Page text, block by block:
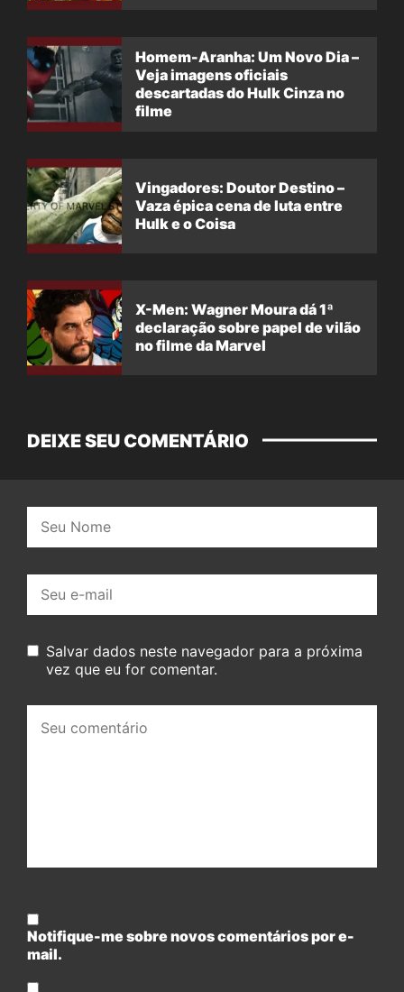
Homem-Aranha: Um Novo Dia –
Veja imagens oficiais
descartadas do Hulk Cinza no
filme
Vingadores: Doutor Destino –
Vaza épica cena de luta entre
Hulk e o Coisa
X-Men: Wagner Moura dá 1ª
declaração sobre papel de vilão
no filme da Marvel
DEIXE SEU COMENTÁRIO
mail:
Salvar dados neste navegador para a próxima
vez que eu for comentar.
comentário:
Notifique-me sobre novos comentários por e-
mail.